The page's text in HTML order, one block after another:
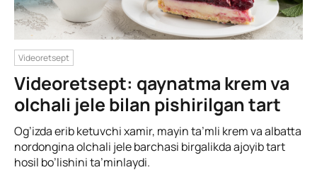
Videoretsept
Videoretsept: qaynatma krem va
olchali jele bilan pishirilgan tart
Og’izda erib ketuvchi xamir, mayin ta’mli krem va albatta
nordongina olchali jele barchasi birgalikda ajoyib tart
hosil bo’lishini ta’minlaydi.